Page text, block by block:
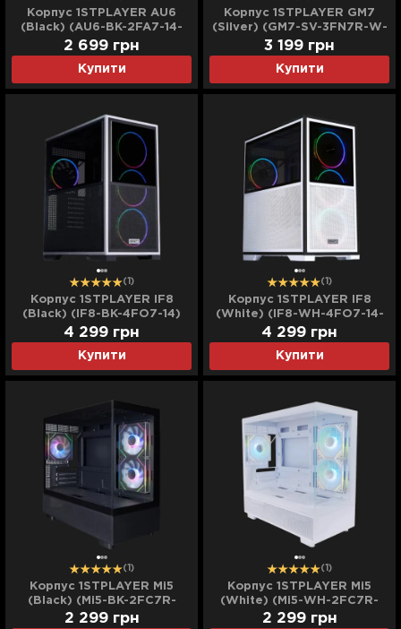
Корпус 1STPLAYER AU6
(Black) (AU6-BK-2FA7-14-
2FA7R-1FA7)
Купити
2 699 грн
Корпус 1STPLAYER GM7
(Silver) (GM7-SV-3FN7R-W-
1FN7-W)
Купити
3 199 грн
(1)
Корпус 1STPLAYER IF8
(Black) (IF8-BK-4FO7-14)
Купити
4 299 грн
(1)
Корпус 1STPLAYER IF8
(White) (IF8-WH-4FO7-14-
W)
Купити
4 299 грн
(1)
Корпус 1STPLAYER Mi5
(Black) (Mi5-BK-2FC7R-
1FC7)
2 299 грн
(1)
Корпус 1STPLAYER Mi5
(White) (Mi5-WH-2FC7R-
W-1FC7-W)
2 299 грн